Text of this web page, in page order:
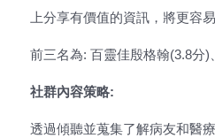
上分享有價值的資訊，將更容
前三名為: 百靈佳殷格翰(3.8分
社群內容策略:
透過傾聽並蒐集了解病友和醫